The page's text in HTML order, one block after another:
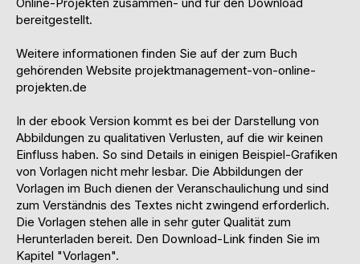
bereitgestellt.
Weitere informationen finden Sie auf der zum Buch
gehörenden Website projektmanagement-von-online-
projekten.de
In der ebook Version kommt es bei der Darstellung von
Abbildungen zu qualitativen Verlusten, auf die wir keinen
Einfluss haben. So sind Details in einigen Beispiel-Grafiken
von Vorlagen nicht mehr lesbar. Die Abbildungen der
Vorlagen im Buch dienen der Veranschaulichung und sind
zum Verständnis des Textes nicht zwingend erforderlich.
Die Vorlagen stehen alle in sehr guter Qualität zum
Herunterladen bereit. Den Download-Link finden Sie im
Kapitel "Vorlagen".